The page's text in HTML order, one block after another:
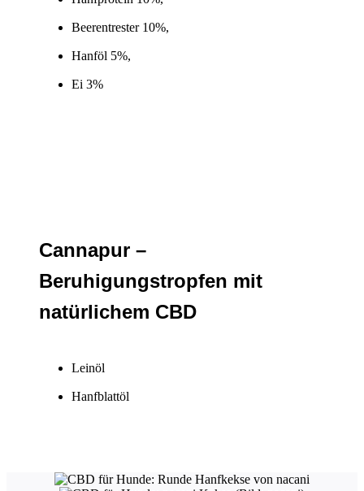
Beerentrester 10%,
Hanföl 5%,
Ei 3%
Cannapur –
Beruhigungstropfen mit
natürlichem CBD
Leinöl
Hanfblattöl